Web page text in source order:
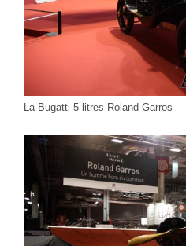
La Bugatti 5 litres Roland Garros